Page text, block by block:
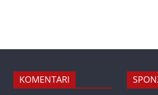
KOMENTARI